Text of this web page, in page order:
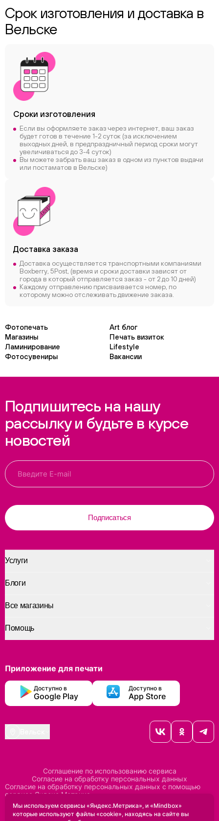
Срок изготовления и доставка в
Вельске
Сроки изготовления
Если вы оформляете заказ через интернет, ваш заказ
будет готов в течение 1-2 суток (за исключением
выходных дней, в предпраздничный период сроки могут
увеличиваться до 3-4 суток)
Вы можете забрать ваш заказ в одном из пунктов выдачи
или постаматов в Вельске)
Доставка заказа
Доставка осуществляется транспортными компаниями
Boxberry, 5Post, (время и сроки доставки зависят от
города в который отправляется заказ - от 2 до 10 дней)
Каждому отправлению присваивается номер, по
которому можно отслеживать движение заказа.
Фотопечать
Art блог
Магазины
Печать визиток
Ламинирование
Lifestyle
Фотосувениры
Вакансии
Подпишитесь на нашу
рассылку и будьте в курсе
новостей
Подписаться
Услуги
Помощь
Блоги
Все магазины
Приложение для печати
Доступно в
Google Play
Доступно в
App Store
Соглашение по использованию сервиса
Согласие на обработку персональных данных
Согласие на обработку персональных данных с помощью
сервиса Яндекс Метрика
Согласие на обработку персональных данных с помощью
сервиса Mindbox
Положение по обработке персональных данных
Мы используем сервисы «Яндекс.Метрика», и «Mindbox»
которые используют файлы «cookie», находясь на сайте вы